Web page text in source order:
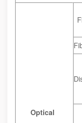
Optical